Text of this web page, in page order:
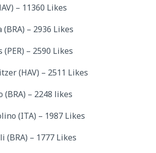
– 11360 Likes
– 2936 Likes
– 2590 Likes
(HAV) – 2511 Likes
– 2248 likes
(ITA) – 1987 Likes
(BRA) – 1777 Likes